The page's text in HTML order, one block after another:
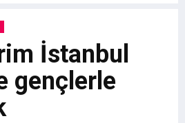
İstanbul
gençlerle